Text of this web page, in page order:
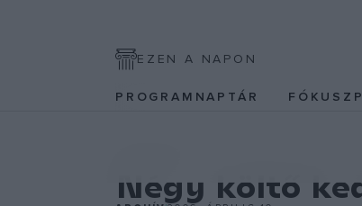
EZEN A NAPON
PROGRAMNAPTÁR
Négy költő